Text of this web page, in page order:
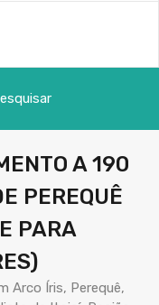
A 190
PEREQUÊ
PARA
Arco Íris, Perequê,